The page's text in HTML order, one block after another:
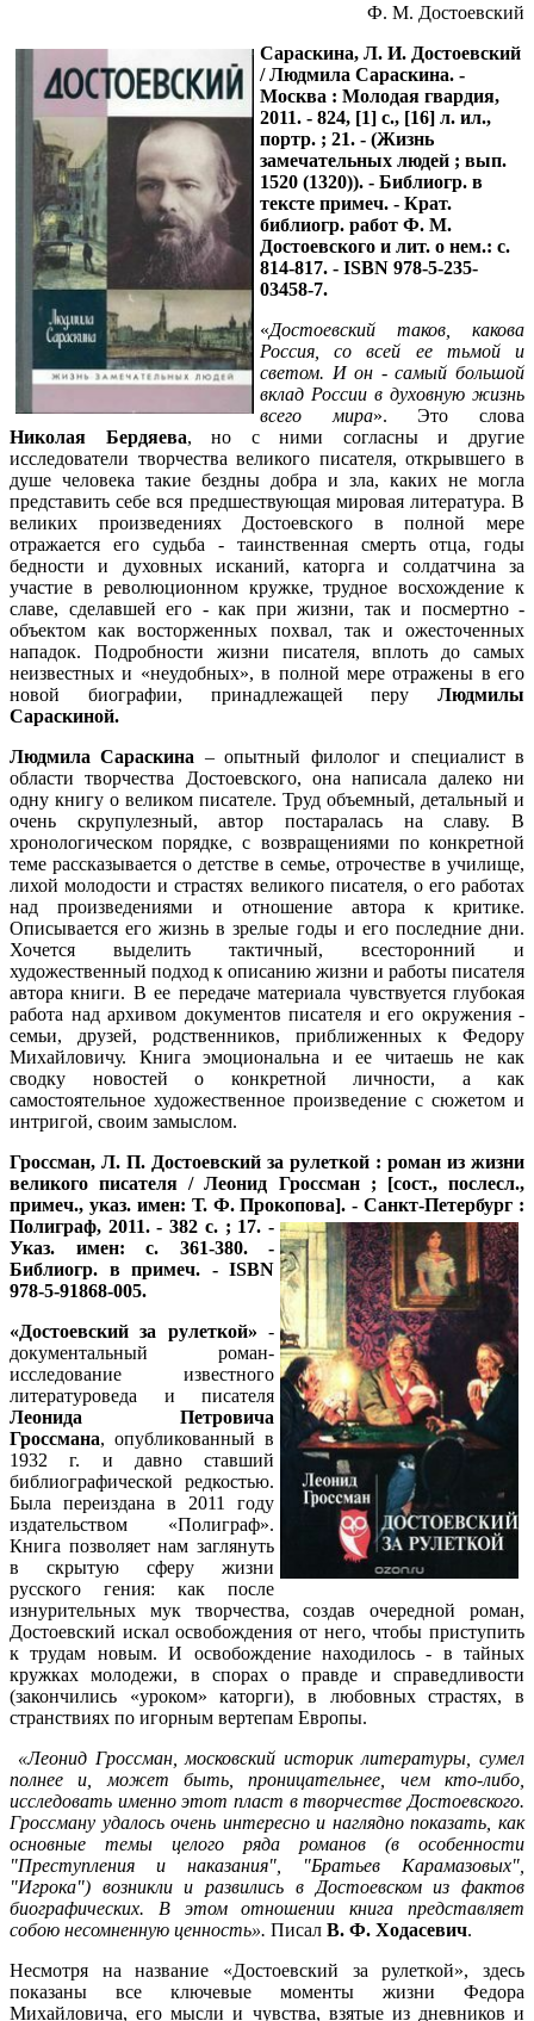
Ф. М. Достоевский
Сараскина, Л. И. Достоевский
/ Людмила Сараскина. -
Москва : Молодая гвардия,
2011. - 824, [1] с., [16] л. ил.,
портр. ; 21. - (Жизнь
замечательных людей ; вып.
1520 (1320)). - Библиогр. в
тексте примеч. - Крат.
библиогр. работ Ф. М.
Достоевского и лит. о нем.: с.
814-817. - ISBN 978-5-235-
03458-7.
«Достоевский таков, какова
Россия, со всей ее тьмой и
светом. И он - самый большой
вклад России в духовную жизнь
всего мира». Это слова
Николая Бердяева, но с ними согласны и другие
исследователи творчества великого писателя, открывшего в
душе человека такие бездны добра и зла, каких не могла
представить себе вся предшествующая мировая литература. В
великих произведениях Достоевского в полной мере
отражается его судьба - таинственная смерть отца, годы
бедности и духовных исканий, каторга и солдатчина за
участие в революционном кружке, трудное восхождение к
славе, сделавшей его - как при жизни, так и посмертно -
объектом как восторженных похвал, так и ожесточенных
нападок. Подробности жизни писателя, вплоть до самых
неизвестных и «неудобных», в полной мере отражены в его
новой биографии, принадлежащей перу Людмилы
Сараскиной.
Людмила Сараскина – опытный филолог и специалист в
области творчества Достоевского, она написала далеко ни
одну книгу о великом писателе. Труд объемный, детальный и
очень скрупулезный, автор постаралась на славу. В
хронологическом порядке, с возвращениями по конкретной
теме рассказывается о детстве в семье, отрочестве в училище,
лихой молодости и страстях великого писателя, о его работах
над произведениями и отношение автора к критике.
Описывается его жизнь в зрелые годы и его последние дни.
Хочется выделить тактичный, всесторонний и
художественный подход к описанию жизни и работы писателя
автора книги. В ее передаче материала чувствуется глубокая
работа над архивом документов писателя и его окружения -
семьи, друзей, родственников, приближенных к Федору
Михайловичу. Книга эмоциональна и ее читаешь не как
сводку новостей о конкретной личности, а как
самостоятельное художественное произведение с сюжетом и
интригой, своим замыслом.
Гроссман, Л. П. Достоевский за рулеткой : роман из жизни
великого писателя / Леонид Гроссман ; [сост., послесл.,
примеч., указ. имен: Т. Ф. Прокопова]. - Санкт-Петербург :
Полиграф, 2011. - 382 с. ; 17. -
Указ. имен: с. 361-380. -
Библиогр. в примеч. - ISBN
978-5-91868-005.
«Достоевский за рулеткой» -
документальный роман-
исследование известного
литературоведа и писателя
Леонида Петровича
Гроссмана, опубликованный в
1932 г. и давно ставший
библиографической редкостью.
Была переиздана в 2011 году
издательством «Полиграф».
Книга позволяет нам заглянуть
в скрытую сферу жизни
русского гения: как после
изнурительных мук творчества, создав очередной роман,
Достоевский искал освобождения от него, чтобы приступить
к трудам новым. И освобождение находилось - в тайных
кружках молодежи, в спорах о правде и справедливости
(закончились «уроком» каторги), в любовных страстях, в
странствиях по игорным вертепам Европы.
«Леонид Гроссман, московский историк литературы, сумел
полнее и, может быть, проницательнее, чем кто-либо,
исследовать именно этот пласт в творчестве Достоевского.
Гроссману удалось очень интересно и наглядно показать, как
основные темы целого ряда романов (в особенности
"Преступления и наказания", "Братьев Карамазовых",
"Игрока") возникли и развились в Достоевском из фактов
биографических. В этом отношении книга представляет
собою несомненную ценность». Писал В. Ф. Ходасевич.
Несмотря на название «Достоевский за рулеткой», здесь
показаны все ключевые моменты жизни Федора
Михайловича, его мысли и чувства, взятые из дневников и